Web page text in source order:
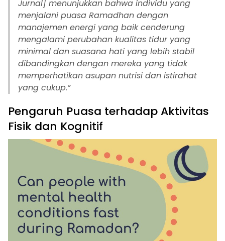
Jurnal] menunjukkan bahwa individu yang
menjalani puasa Ramadhan dengan
manajemen energi yang baik cenderung
mengalami perubahan kualitas tidur yang
minimal dan suasana hati yang lebih stabil
dibandingkan dengan mereka yang tidak
memperhatikan asupan nutrisi dan istirahat
yang cukup.”
Pengaruh Puasa terhadap Aktivitas
Fisik dan Kognitif